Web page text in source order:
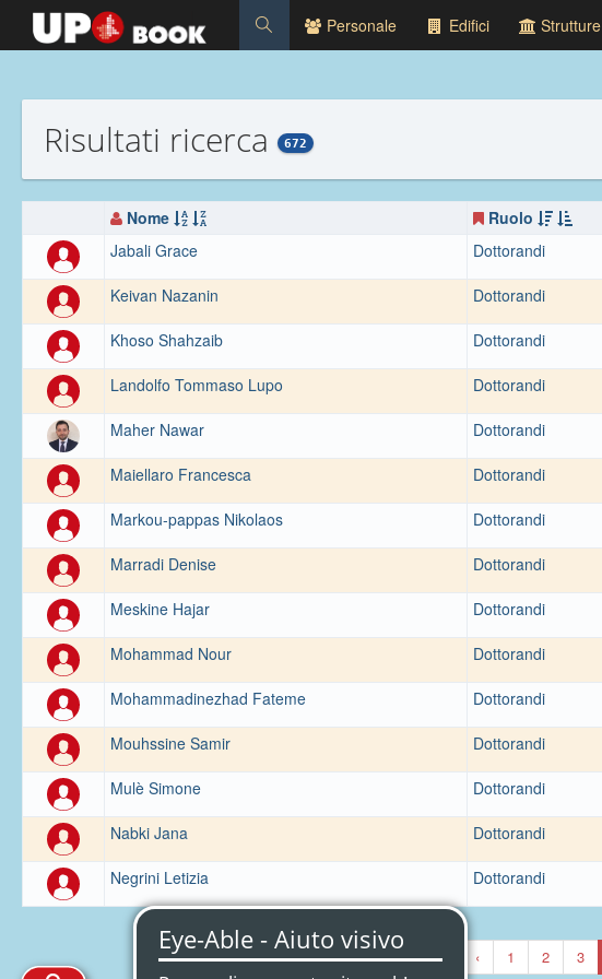
Personale Edifici Strutture
Risultati ricerca 672
Nome Ruolo
Jabali Grace
Dottorandi
Keivan Nazanin Dottorandi
Khoso Shahzaib Dottorandi
Landolfo Tommaso Lupo Dottorandi
Maher Nawar Dottorandi
Maiellaro Francesca Dottorandi
Markou-pappas Nikolaos Dottorandi
Marradi Denise Dottorandi
Meskine Hajar Dottorandi
Mohammad Nour Dottorandi
Mohammadinezhad Fateme Dottorandi
Mouhssine Samir Dottorandi
Mulè Simone Dottorandi
Nabki Jana Dottorandi
Negrini Letizia Dottorandi
‹ 1 2 3